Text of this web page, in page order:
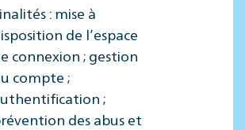
: mise à
de l’espace
connexion ; gestion
compte ;
;
des abus et